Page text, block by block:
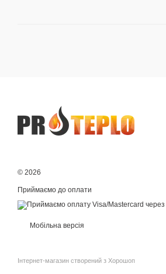
© 2026
Приймаємо до оплати
Мобільна версія
Інтернет-магазин створений з Хорошоп